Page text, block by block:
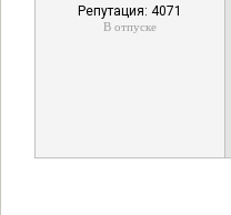
Репутация: 4071
В отпуске